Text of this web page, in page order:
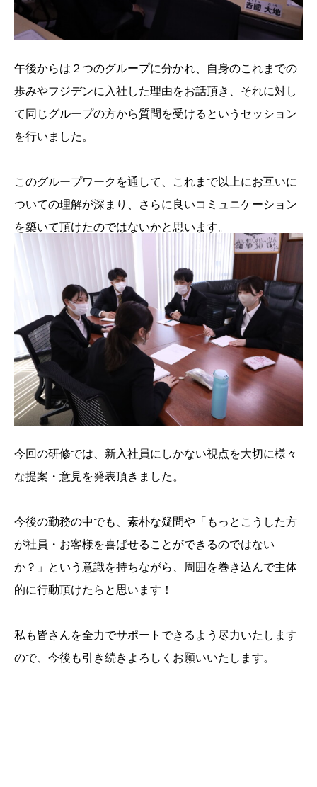
午後からは２つのグループに分かれ、自身のこれまでの
歩みやフジデンに入社した理由をお話頂き、それに対し
て同じグループの方から質問を受けるというセッション
を行いました。
このグループワークを通して、これまで以上にお互いに
ついての理解が深まり、さらに良いコミュニケーション
を築いて頂けたのではないかと思います。
今回の研修では、新入社員にしかない視点を大切に様々
な提案・意見を発表頂きました。
今後の勤務の中でも、素朴な疑問や「もっとこうした方
が社員・お客様を喜ばせることができるのではない
か？」という意識を持ちながら、周囲を巻き込んで主体
的に行動頂けたらと思います！
私も皆さんを全力でサポートできるよう尽力いたします
ので、今後も引き続きよろしくお願いいたします。